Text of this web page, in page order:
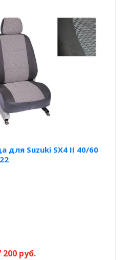
для Suzuki SX4 II 40/60
200 руб.